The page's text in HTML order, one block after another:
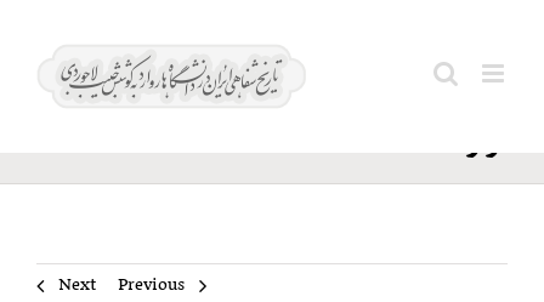
مهبد،
نوار ۷
Previous
Next